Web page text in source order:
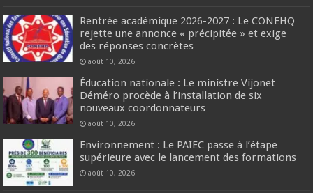
Rentrée académique 2026-2027 : Le CONEHQ
rejette une annonce « précipitée » et exige
des réponses concrètes
août 10, 2026
Éducation nationale : Le ministre Vijonet
Déméro procède à l’installation de six
nouveaux coordonnateurs
août 10, 2026
Environnement : Le PAIEC passe à l’étape
supérieure avec le lancement des formations
août 10, 2026